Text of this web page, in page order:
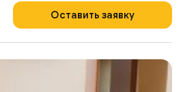
Оставить заявку